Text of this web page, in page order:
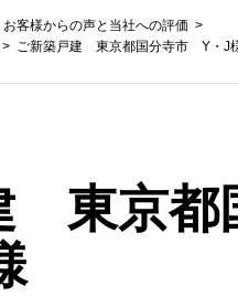
お客様からの声と当社への評価
ご新築戸建 東京都国分寺市 Y・J
東京都